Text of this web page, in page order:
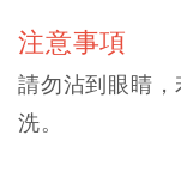
注意事項
請勿沾到眼睛
洗。